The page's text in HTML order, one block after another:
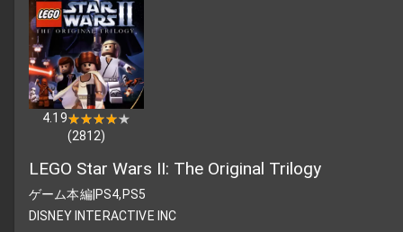
4.19★★★★★
★★★★★
(2812)
LEGO Star Wars II: The Original Trilogy
ゲーム本編|PS4,PS5
DISNEY INTERACTIVE INC